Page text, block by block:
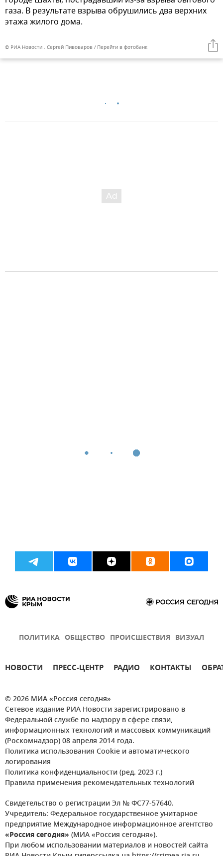
газа. В результате взрыва обрушились два верхних
этажа жилого дома.
© РИА Новости . Сергей Пивоваров Перейти в фотобанк
ПОЛИТИКА ОБЩЕСТВО ПРОИСШЕСТВИЯ ВИЗУАЛ
НОВОСТИ ПРЕСС-ЦЕНТР РАДИО КОНТАКТЫ
© 2026 МИА «Россия сегодня»
Сетевое издание РИА Новости зарегистрировано в
Федеральной службе по надзору в сфере связи,
информационных технологий и массовых коммуникаций
(Роскомнадзор) 08 апреля 2014 года.
Политика использования Cookie и автоматического
логирования
Политика конфиденциальности (ред. 2023 г.)
Правила применения рекомендательных технологий
Свидетельство о регистрации Эл № ФС77-57640.
Учредитель: Федеральное государственное унитарное
предприятие Международное информационное агентство
«Россия сегодня» (МИА «Россия сегодня»).
При любом использовании материалов и новостей сайта